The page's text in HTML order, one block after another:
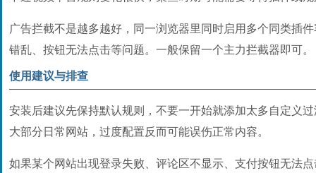
广告拦截不是越多越好，同一浏览器里同时启用多个同类插
错乱、按钮无法点击等问题。一般保留一个主力拦截器即可。
使用建议与排查
安装后建议先保持默认规则，不要一开始就添加太多自定义
大部分日常网站，过度配置反而可能误伤正常内容。
如果某个网站出现登录失败、评论区不显示、支付按钮无法